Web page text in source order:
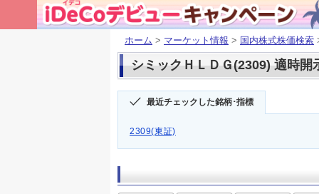
ホーム > マーケット情報 > 国内株式株価検索
シミックＨＬＤＧ(2309) 適時開
最近チェックした銘柄･指標
2309(東証)